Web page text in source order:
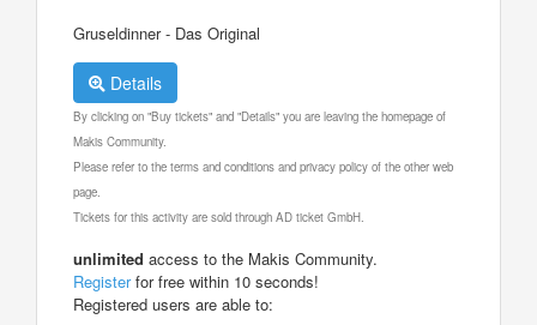
Gruseldinner - Das Original
Details
By clicking on "Buy tickets" and "Details" you are leaving the homepage of
Makis Community.
Please refer to the terms and conditions and privacy policy of the other web
page.
Tickets for this activity are sold through AD ticket GmbH.
unlimited access to the Makis Community.
Registerfor free within 10 seconds!
Registered users are able to: